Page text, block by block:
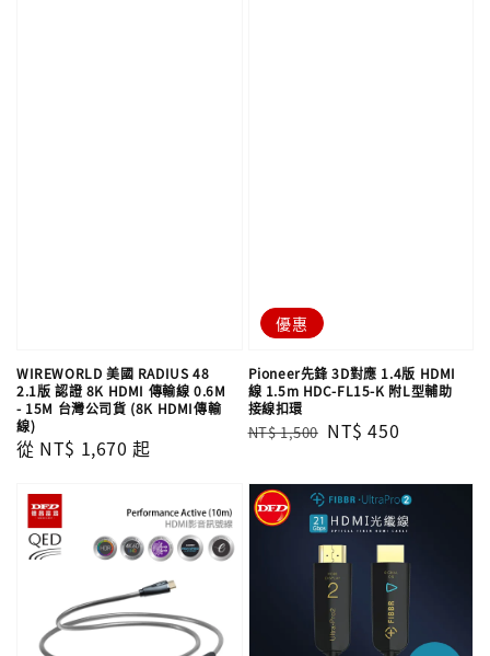
WIREWORLD 美國 RADIUS 48
2.1版 認證 8K HDMI 傳輸線 0.6M
- 15M 台灣公司貨 (8K HDMI傳輸
線)
Regular
從 NT$ 1,670 起
優惠
Pioneer先鋒 3D對應 1.4版 HDMI
線 1.5m HDC-FL15-K 附L型輔助
接線扣環
Regular
NT$ 1,500 Sale
NT$ 450